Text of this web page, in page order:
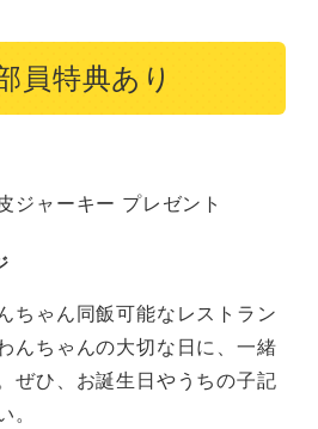
員特典あり
ジャーキー プレゼント
ちゃん同飯可能なレストラン
んちゃんの大切な日に、一緒
ぜひ、お誕生日やうちの子記